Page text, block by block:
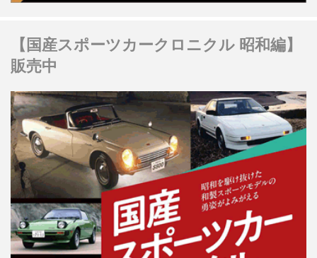
【国産スポーツカークロニクル 昭和編】
販売中